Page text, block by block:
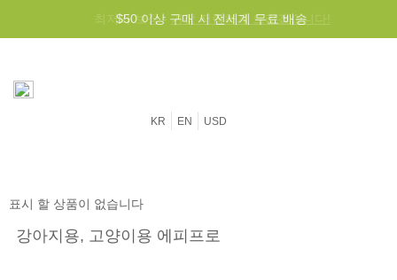
최저가 보장 -가장 저렴하게 드리겠습니다!
$50 이상 구매 시 전세계 무료 배송
KR EN USD
강아지용, 고양이용 에피프로
표시 할 상품이 없습니다